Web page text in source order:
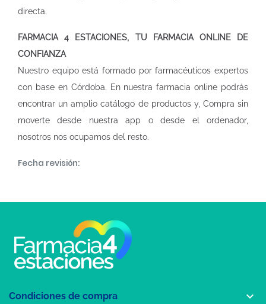
directa.
FARMACIA 4 ESTACIONES, TU FARMACIA ONLINE DE
CONFIANZA
Nuestro equipo está formado por farmacéuticos expertos
con base en Córdoba. En nuestrafarmacia online podrás
encontrar un amplio catálogo de productos y, Compra sin
moverte desde nuestra app o desde el ordenador,
nosotros nos ocupamos del resto.
Fecha revisión:
Condiciones de compra 